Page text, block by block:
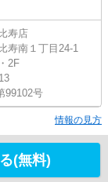
寿店
寿南１丁目24-1
2F
99102号
情報の見方
(無料)